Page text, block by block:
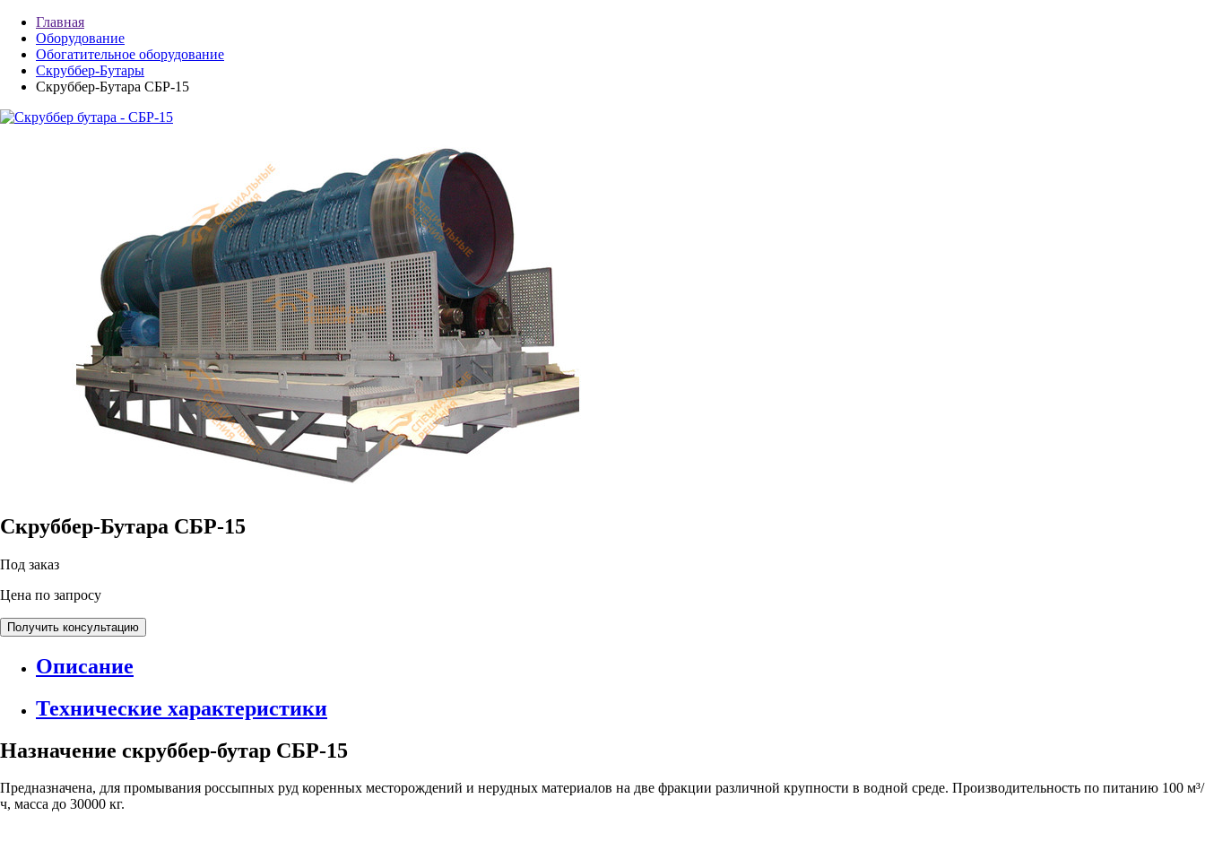
Главная
Оборудование
Обогатительное оборудование
Скруббер-Бутары
Скруббер-Бутара СБР-15
Скруббер-Бутара СБР-15
Под заказ
Цена по запросу
Получить консультацию
Описание
Технические характеристики
Назначение скруббер-бутар СБР-15
Предназначена, для промывания россыпных руд коренных месторождений и нерудных материалов на две фракции различной крупности в водной среде. Производительность по питанию 100 м³/
ч, масса до 30000 кг.